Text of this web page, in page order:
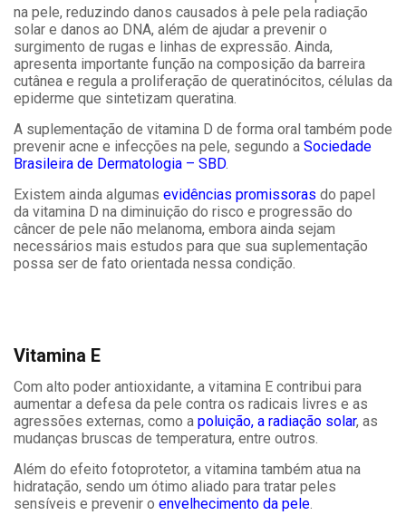
na pele, reduzindo danos causados à pele pela radiação
solar e danos ao DNA, além de ajudar a prevenir o
surgimento de rugas e linhas de expressão. Ainda,
apresenta importante função na composição da barreira
cutânea e regula a proliferação de queratinócitos, células da
epiderme que sintetizam queratina.
A suplementação de vitamina D de forma oral também pode
prevenir acne e infecções na pele, segundo a Sociedade
Brasileira de Dermatologia – SBD.
Existem ainda algumas evidências promissoras do papel
da vitamina D na diminuição do risco e progressão do
câncer de pele não melanoma, embora ainda sejam
necessários mais estudos para que sua suplementação
possa ser de fato orientada nessa condição.
Vitamina E
Com alto poder antioxidante, a vitamina E contribui para
aumentar a defesa da pele contra os radicais livres e as
agressões externas, como a poluição, a radiação solar, as
mudanças bruscas de temperatura, entre outros.
Além do efeito fotoprotetor, a vitamina também atua na
hidratação, sendo um ótimo aliado para tratar peles
sensíveis e prevenir o envelhecimento da pele.